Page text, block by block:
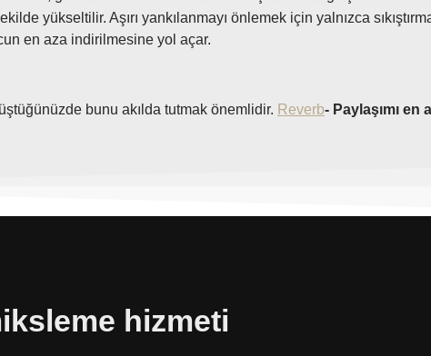
yükseltilir. Aşırı yankılanmayı önlemek için yalnızca
en aza indirilmesine yol açar.
bunu akılda tutmak önemlidir. Reverb- Paylaşımı en
hizmeti